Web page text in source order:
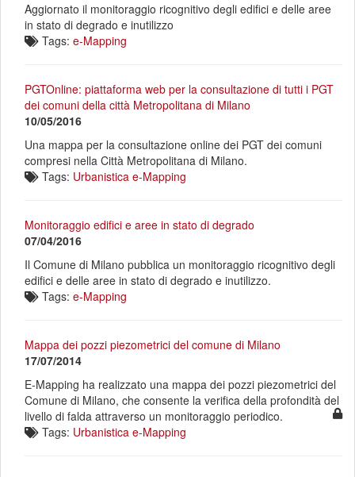
Aggiornato il monitoraggio ricognitivo degli edifici e delle aree
in stato di degrado e inutilizzo
Tags: e-Mapping
PGTOnline: piattaforma web per la consultazione di tutti i PGT
dei comuni della città Metropolitana di Milano
10/05/2016
Una mappa per la consultazione online dei PGT dei comuni
compresi nella Città Metropolitana di Milano.
Tags: Urbanistica e-Mapping
Monitoraggio edifici e aree in stato di degrado
07/04/2016
Il Comune di Milano pubblica un monitoraggio ricognitivo degli
edifici e delle aree in stato di degrado e inutilizzo.
Tags: e-Mapping
Mappa dei pozzi piezometrici del comune di Milano
17/07/2014
E-Mapping ha realizzato una mappa dei pozzi piezometrici del
Comune di Milano, che consente la verifica della profondità del
livello di falda attraverso un monitoraggio periodico.
Tags: Urbanistica e-Mapping